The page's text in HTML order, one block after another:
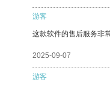
游客
这款软件的售后服务非
2025-09-07
游客